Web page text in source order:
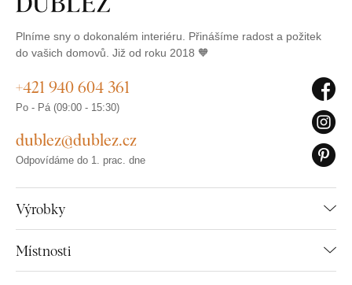
Plníme sny o dokonalém interiéru. Přinášíme radost a požitek
do vašich domovů. Již od roku 2018 🧡
Výrobky
Místnosti
+421 940 604 361
Po - Pá (09:00 - 15:30)
dublez@dublez.cz
Odpovídáme do 1. prac. dne